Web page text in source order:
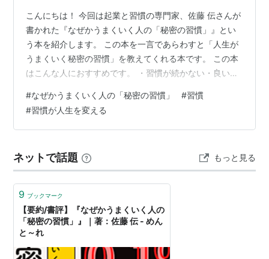
こんにちは！ 今回は起業と習慣の専門家、佐藤 伝さんが
書かれた『なぜかうまくいく人の「秘密の習慣」』とい
う本を紹介します。 この本を一言であらわすと「人生が
うまくいく秘密の習慣」を教えてくれる本です。 この本
はこんな人におすすめです。 ・習慣が続かない・良い習
書では人生を変えるきっかけを探してる人に向けて、 起
業家であり習慣の専門家である佐藤 伝さんが88個の秘密
の習慣を紹介してくれています。 今回はそのなかから筆
とかんたんな要約】：『なぜかうまくいく人の「秘密の
習慣」』▶【実践ポイントx…
#なぜかうまくいく人の「秘密の習慣」 #習慣
#習慣が人生を変える
ネットで話題 もっと見る
9 ブックマーク
【要約/書評】『なぜかうまくいく人の
「秘密の習慣」』｜著：佐藤 伝 - めん
と～れ